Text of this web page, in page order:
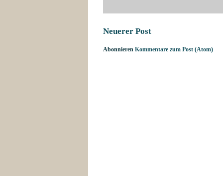
Neuerer Post
Abonnieren Kommentare zum Post (Atom)